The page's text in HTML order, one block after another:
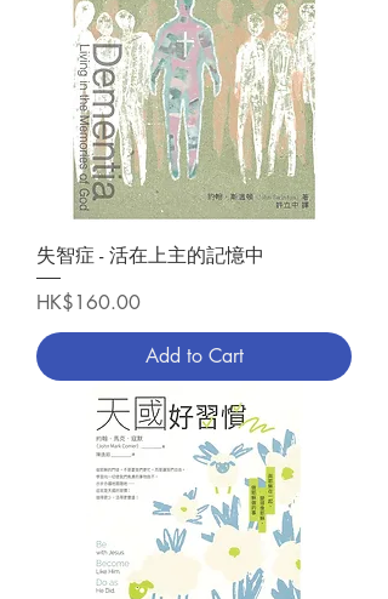
失智症 - 活在上主的記憶中
Price
HK$160.00
Add to Cart